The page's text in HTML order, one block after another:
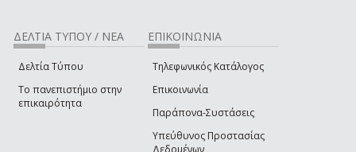
ΔΕΛΤΙΑ ΤΥΠΟΥ / ΝΕΑ
Δελτία Τύπου
Το πανεπιστήμιο στην
επικαιρότητα
ΕΠΙΚΟΙΝΩΝΙΑ
Τηλεφωνικός Κατάλογος
Επικοινωνία
Παράπονα-Συστάσεις
Υπεύθυνος Προστασίας